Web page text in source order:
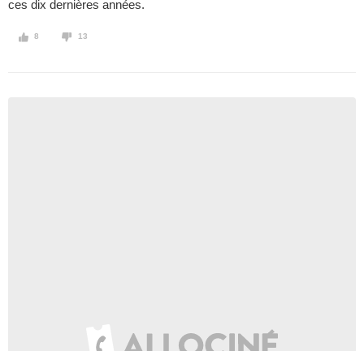
ces dix dernières années.
8 13